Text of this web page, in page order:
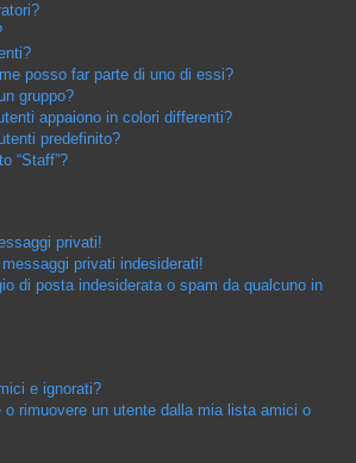
posso far parte di uno di essi?
gruppo?
appaiono in colori differenti?
predefinito?
“Staff”?
privati!
privati indesiderati!
di posta indesiderata o spam da qualcuno in
e ignorati?
o rimuovere un utente dalla mia lista amici o